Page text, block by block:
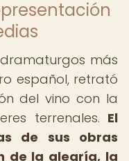
más
español, retrató
del vino con la
terrenales. El
de sus obras
de la alegría, la